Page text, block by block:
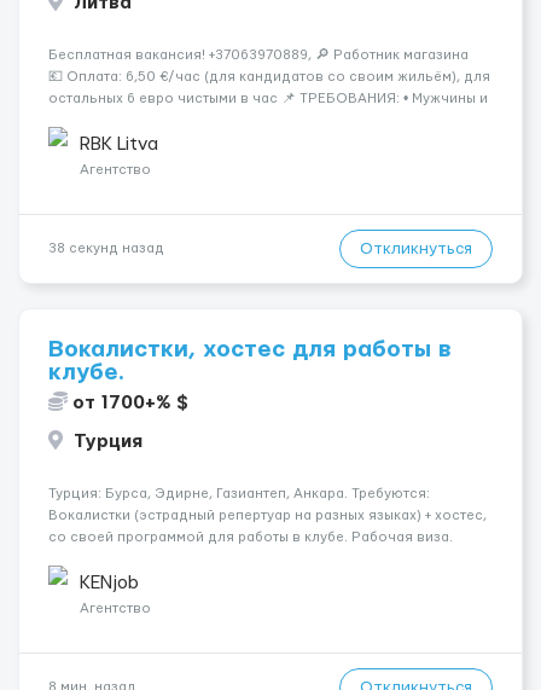
Бесплатная вакансия! +37063970889, 🔎 Работник магазина
💶 Оплата: 6,50 €/час (для кандидатов со своим жильём), для
остальных 6 евро чистыми в час 📌 ТРЕБОВАНИЯ: • Мужчины и
работать &bul...
RBK Litva
Агентство
38 секунд назад Откликнуться
Вокалистки, хостес для работы в
клубе.
от 1700+% $
Турция
Турция: Бурса, Эдирне, Газиантеп, Анкара. Требуются:
Вокалистки (эстрадный репертуар на разных языках) + хостеc,
со своей программой для работы в клубе. Рабочая виза.
одного до трех месяцев. Мед. страховка. Высокая зарплат...
KENjob
Агентство
8 мин. назад